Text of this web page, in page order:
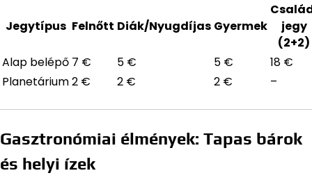
Jegytípus Felnőtt Diák/Nyugdíjas Gyermek
jegy
(2+2)
Alap belépő 7 € 5 € 5 €
18 €
Planetárium2 € 2 € 2 € –
Gasztronómiai élmények: Tapas bárok
és helyi ízek